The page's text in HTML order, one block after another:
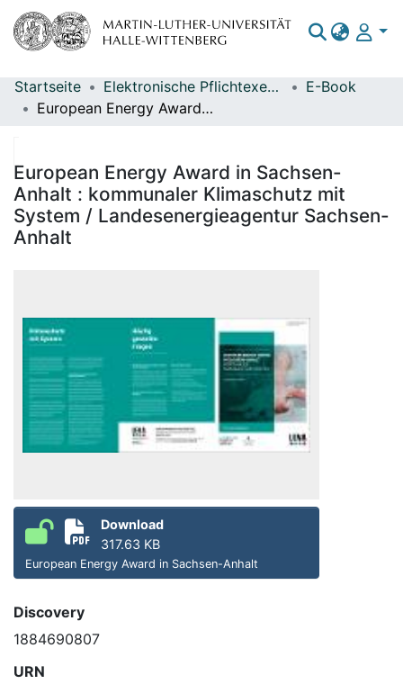
Bereiche & Sammlungen
Statistiken
Startseite Elektronische Pflichtexemplare
E-Book
European Energy Award in Sachsen-Anhalt : kommunaler Klimaschutz mit System / Landesenergieagentur Sachsen-Anhalt
European Energy Award in Sachsen-
Anhalt : kommunaler Klimaschutz mit
System / Landesenergieagentur Sachsen-
Anhalt
Download
317.63 KB
European Energy Award in Sachsen-Anhalt
Discovery
1884690807
URN